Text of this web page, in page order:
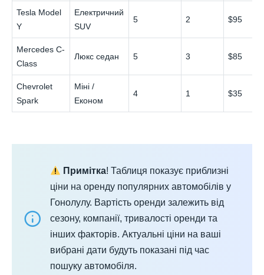
Tesla Model
Y
Електричний
SUV
5 2 $95
Mercedes C-
Class
Люкс седан 5 3 $85
Chevrolet
Spark
Міні /
Економ
4 1 $35
Примітка! Таблиця показує приблизні
ціни на оренду популярних автомобілів у
Гонолулу. Вартість оренди залежить від
сезону, компанії, тривалості оренди та
інших факторів. Актуальні ціни на ваші
вибрані дати будуть показані під час
пошуку автомобіля.